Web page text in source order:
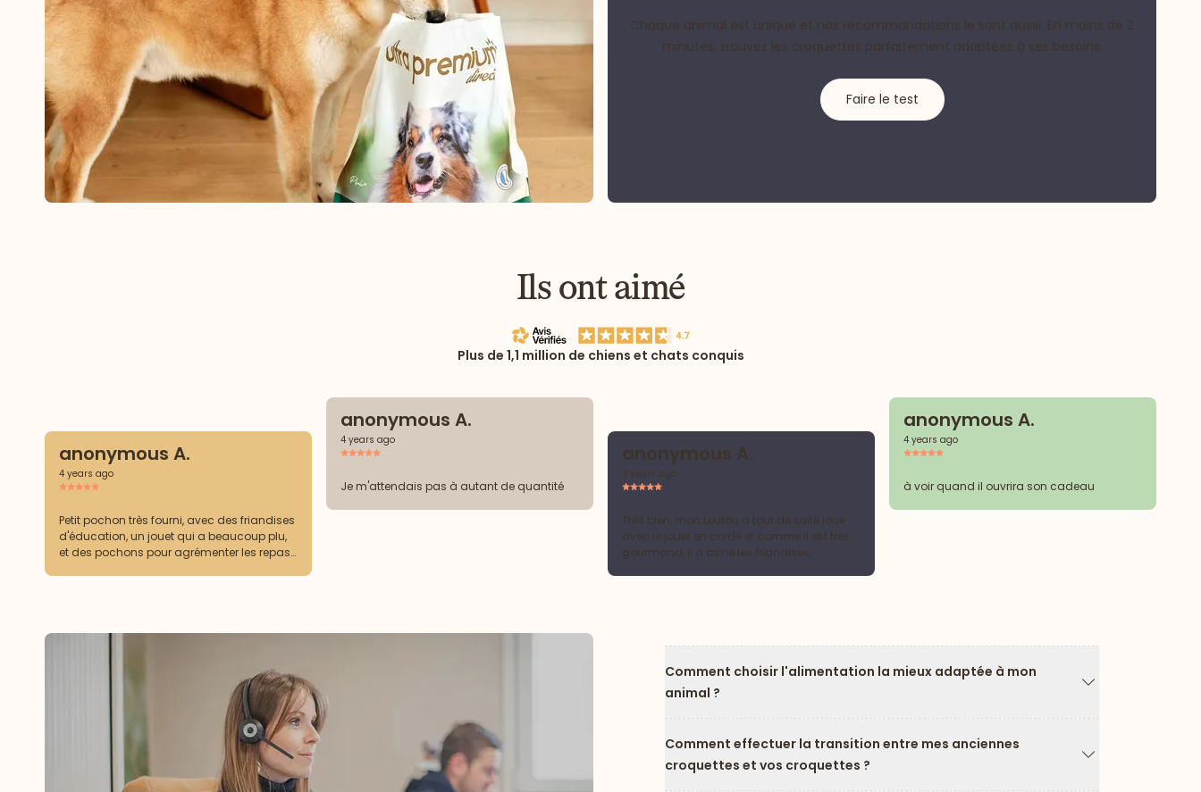
Chaque animal est unique et nos recommandations le sont aussi. En moins de 2
minutes, trouvez les croquettes parfaitement adaptées à ses besoins.
Faire le test
Ils ont aimé
Plus de 1,1 million de chiens et chats conquis
anonymous A.
4 years ago
Petit pochon très fourni, avec des friandises
d'éducation, un jouet qui a beaucoup plu,
et des pochons pour agrémenter les repas
anonymous A.
4 years ago
Je m'attendais pas à autant de quantité
anonymous A.
4 years ago
Très bien, mon toutou a tout de suite joué
avec le jouet en corde et comme il est très
gourmand, il a aimé les friandises.
anonymous A.
4 years ago
à voir quand il ouvrira son cadeau
Comment choisir l'alimentation la mieux adaptée à mon
animal ?
Comment effectuer la transition entre mes anciennes
croquettes et vos croquettes ?